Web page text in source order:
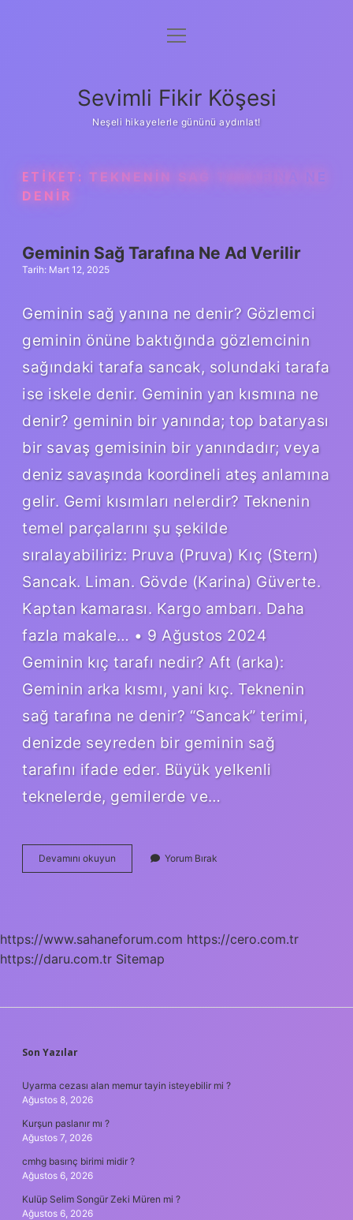
Anasayfa
Yasal Uyarı
menüyü
Sevimli Fikir Köşesi
Neşeli hikayelerle gününü aydınlat!
ETIKET: TEKNENIN SAĞ TARAFINA NE
DENIR
Geminin Sağ Tarafına Ne Ad Verilir
Tarih: Mart 12, 2025
Geminin sağ yanına ne denir? Gözlemci
geminin önüne baktığında gözlemcinin
sağındaki tarafa sancak, solundaki tarafa
ise iskele denir. Geminin yan kısmına ne
denir? geminin bir yanında; top bataryası
bir savaş gemisinin bir yanındadır; veya
deniz savaşında koordineli ateş anlamına
gelir. Gemi kısımları nelerdir? Teknenin
temel parçalarını şu şekilde
sıralayabiliriz: Pruva (Pruva) Kıç (Stern)
Sancak. Liman. Gövde (Karina) Güverte.
Kaptan kamarası. Kargo ambarı. Daha
fazla makale… • 9 Ağustos 2024
Geminin kıç tarafı nedir? Aft (arka):
Geminin arka kısmı, yani kıç. Teknenin
sağ tarafına ne denir? “Sancak” terimi,
denizde seyreden bir geminin sağ
tarafını ifade eder. Büyük yelkenli
teknelerde, gemilerde ve…
Devamını okuyun Geminin
Sağ
Yorum Bırak
https://www.sahaneforum.com https://cero.com.tr
https://daru.com.tr Sitemap
SIDEBAR
Son Yazılar
Uyarma cezası alan memur tayin isteyebilir mi ?
Ağustos 8, 2026
Kurşun paslanır mı ?
Ağustos 7, 2026
cmhg basınç birimi midir ?
Ağustos 6, 2026
Kulüp Selim Songür Zeki Müren mi ?
Ağustos 6, 2026